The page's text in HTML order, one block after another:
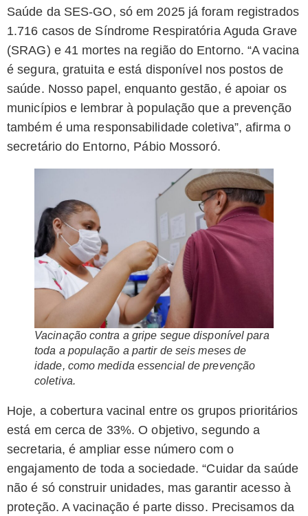
Saúde da SES-GO, só em 2025 já foram registrados
1.716 casos de Síndrome Respiratória Aguda Grave
(SRAG) e 41 mortes na região do Entorno. “A vacina
é segura, gratuita e está disponível nos postos de
saúde. Nosso papel, enquanto gestão, é apoiar os
municípios e lembrar à população que a prevenção
também é uma responsabilidade coletiva”, afirma o
secretário do Entorno, Pábio Mossoró.
Vacinação contra a gripe segue disponível para
toda a população a partir de seis meses de
idade, como medida essencial de prevenção
coletiva.
Hoje, a cobertura vacinal entre os grupos prioritários
está em cerca de 33%. O objetivo, segundo a
secretaria, é ampliar esse número com o
engajamento de toda a sociedade. “Cuidar da saúde
não é só construir unidades, mas garantir acesso à
proteção. A vacinação é parte disso. Precisamos da